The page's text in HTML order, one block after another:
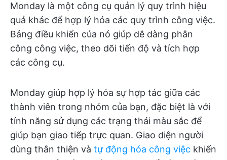
Monday là một công cụ quản lý quy trình hiệu
quả khác để hợp lý hóa các quy trình công việc.
Bảng điều khiển của nó giúp dễ dàng phân
công công việc, theo dõi tiến độ và tích hợp
các công cụ.
Monday giúp hợp lý hóa sự hợp tác giữa các
thành viên trong nhóm của bạn, đặc biệt là với
tính năng sử dụng các trạng thái màu sắc để
giúp bạn giao tiếp trực quan. Giao diện người
dùng thân thiện và tự động hóa công việc khiến